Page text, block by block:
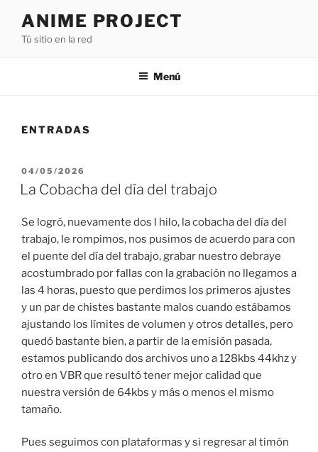
contenido
ANIME PROJECT
Tú sitio en la red
Menú
ENTRADAS
PUBLICADO
EL
04/05/2026
La Cobacha del día del trabajo
Se logró, nuevamente dos l hilo, la cobacha del día del
trabajo, le rompimos, nos pusimos de acuerdo para con
el puente del día del trabajo, grabar nuestro debraye
acostumbrado por fallas con la grabación no llegamos a
las 4 horas, puesto que perdimos los primeros ajustes
y un par de chistes bastante malos cuando estábamos
ajustando los límites de volumen y otros detalles, pero
quedó bastante bien, a partir de la emisión pasada,
estamos publicando dos archivos uno a 128kbs 44khz y
otro en VBR que resultó tener mejor calidad que
nuestra versión de 64kbs y más o menos el mismo
tamaño.
Pues seguimos con plataformas y si regresar al timón